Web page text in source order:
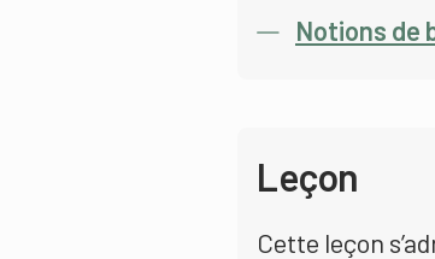
Notions de
Leçon
Cette leçon